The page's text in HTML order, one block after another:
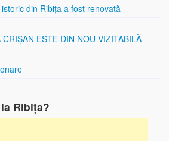
din Ribița a fost renovată
ESTE DIN NOU VIZITABILĂ
Ribița?